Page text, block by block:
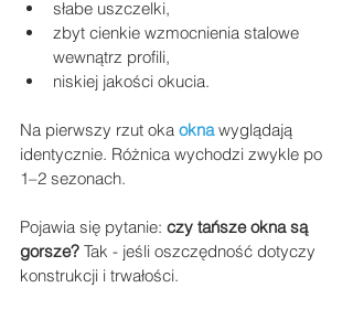
słabe uszczelki,
zbyt cienkie wzmocnienia stalowe
wewnątrz profili,
niskiej jakości okucia.
Na pierwszy rzut oka okna wyglądają
identycznie. Różnica wychodzi zwykle po
1–2 sezonach.
Pojawia się pytanie: czy tańsze okna są
gorsze? Tak - jeśli oszczędność dotyczy
konstrukcji i trwałości.